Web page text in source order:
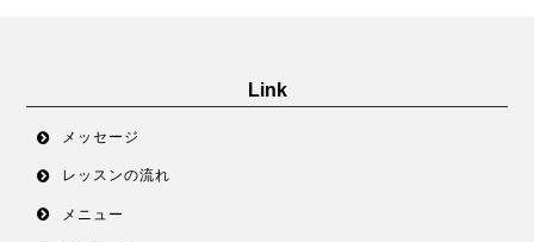
Link
メッセージ
レッスンの流れ
メニュー